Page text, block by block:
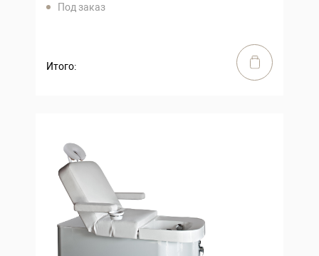
Под заказ
Итого: